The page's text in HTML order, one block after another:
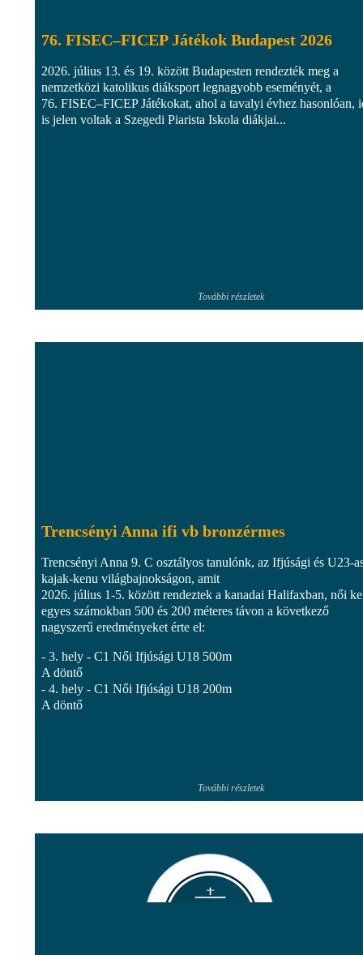
76. FISEC–FICEP Játékok Budapest 2026
2026. július 13. és 19. között Budapesten rendezték meg a
nemzetközi katolikus diáksport legnagyobb eseményét, a
76. FISEC–FICEP Játékokat, ahol a tavalyi évhez hasonlóan,
is jelen voltak a Szegedi Piarista Iskola diákjai...
További részletek
Trencsényi Anna ifi vb bronzérmes
Trencsényi Anna 9. C osztályos tanulónk, az Ifjúsági és U23-
kajak-kenu világbajnokságon, amit
2026. július 1-5. között rendeztek a kanadai Halifaxban, női
egyes számokban 500 és 200 méteres távon a következő
nagyszerű eredményeket érte el:
- 3. hely - C1 Női Ifjúsági U18 500m
A döntő
- 4. hely - C1 Női Ifjúsági U18 200m
A döntő
További részletek